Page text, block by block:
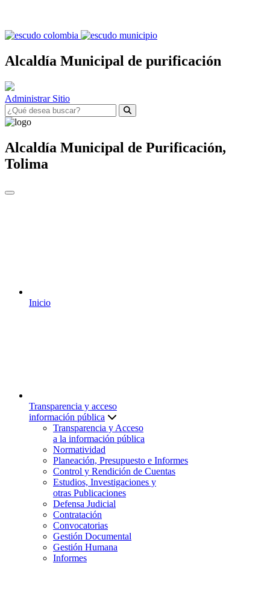
Alcaldía Municipal de purificación
Administrar Sitio
Alcaldía Municipal de Purificación,
Tolima
Inicio
Transparencia y acceso
información pública
Transparencia y Acceso
a la información pública
Normatividad
Planeación, Presupuesto e Informes
Control y Rendición de Cuentas
Estudios, Investigaciones y
otras Publicaciones
Defensa Judicial
Contratación
Convocatorias
Gestión Documental
Gestión Humana
Informes